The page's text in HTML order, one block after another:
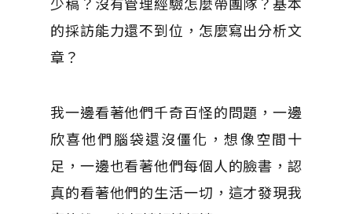
的採訪能力還不到位，怎麼寫出分析文
章？
我一邊看著他們千奇百怪的問題，一邊
欣喜他們腦袋還沒僵化，想像空間十
足，一邊也看著他們每個人的臉書，認
真的看著他們的生活一切，這才發現我